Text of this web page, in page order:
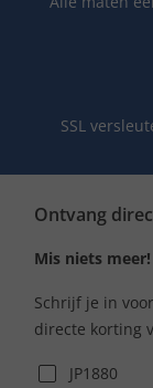
SSL
Ontvang
Mis niets meer!
Schrijf je in
directe korting
JP1880